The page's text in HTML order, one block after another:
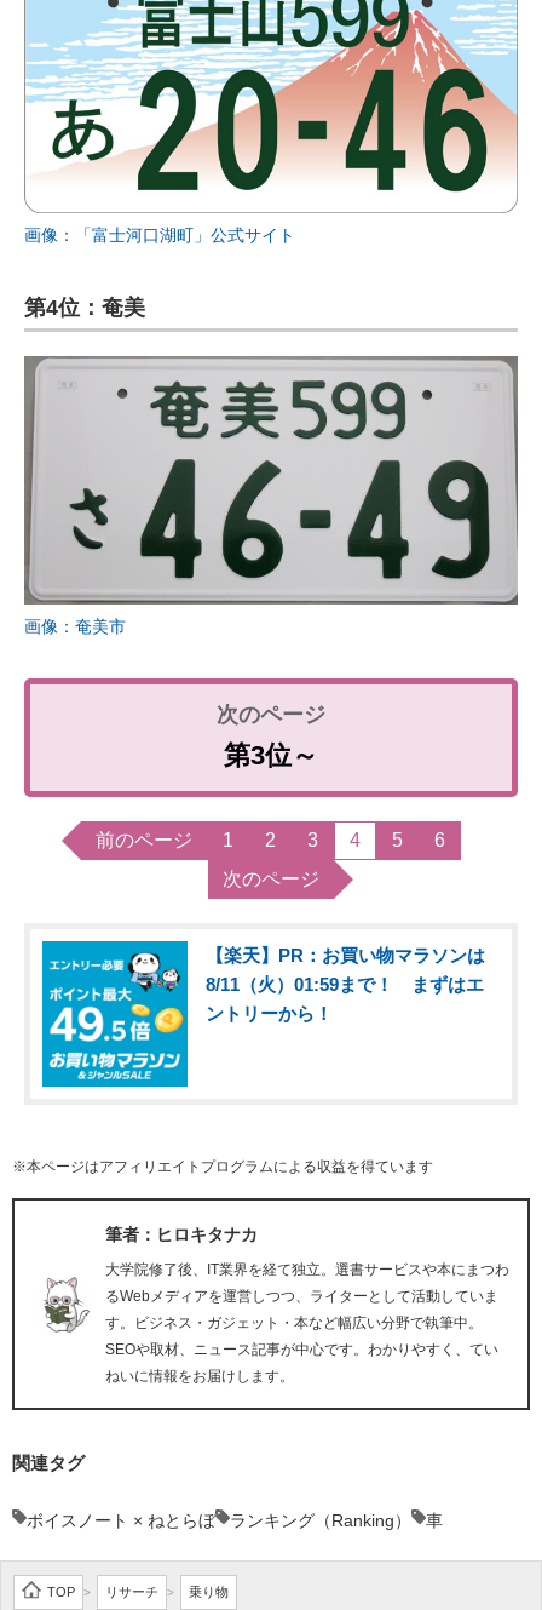
画像：「富士河口湖町」公式サイト
第4位：奄美
画像：奄美市
第3位～
前のページ 1 2 3 4 5
6
次のページ
【楽天】PR：お買い物マラソンは
8/11（火）01:59まで！ まずはエ
ントリーから！
※本ページはアフィリエイトプログラムによる収益を得ています
筆者：ヒロキタナカ
大学院修了後、IT業界を経て独立。選書サービスや本にまつわ
るWebメディアを運営しつつ、ライターとして活動していま
す。ビジネス・ガジェット・本など幅広い分野で執筆中。
SEOや取材、ニュース記事が中心です。わかりやすく、てい
ねいに情報をお届けします。
関連タグ
ボイスノート × ねとらぼ ランキング（Ranking） 車
TOP > リサーチ > 乗り物